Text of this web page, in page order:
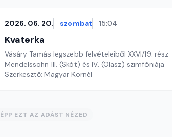
2026. 06. 20. szombat 15:04
Kvaterka
Vásáry Tamás legszebb felvételeiből XXVI/19. rész
Mendelssohn III. (Skót) és IV. (Olasz) szimfóniája
Szerkesztő: Magyar Kornél
ÉPP EZT AZ ADÁST NÉZED